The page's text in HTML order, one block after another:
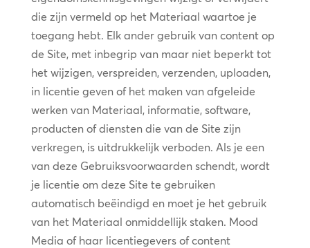
die zijn vermeld op het Materiaal waartoe je
toegang hebt. Elk ander gebruik van content op
de Site, met inbegrip van maar niet beperkt tot
het wijzigen, verspreiden, verzenden, uploaden,
in licentie geven of het maken van afgeleide
werken van Materiaal, informatie, software,
producten of diensten die van de Site zijn
verkregen, is uitdrukkelijk verboden. Als je een
van deze Gebruiksvoorwaarden schendt, wordt
je licentie om deze Site te gebruiken
automatisch beëindigd en moet je het gebruik
van het Materiaal onmiddellijk staken. Mood
Media of haar licentiegevers of content